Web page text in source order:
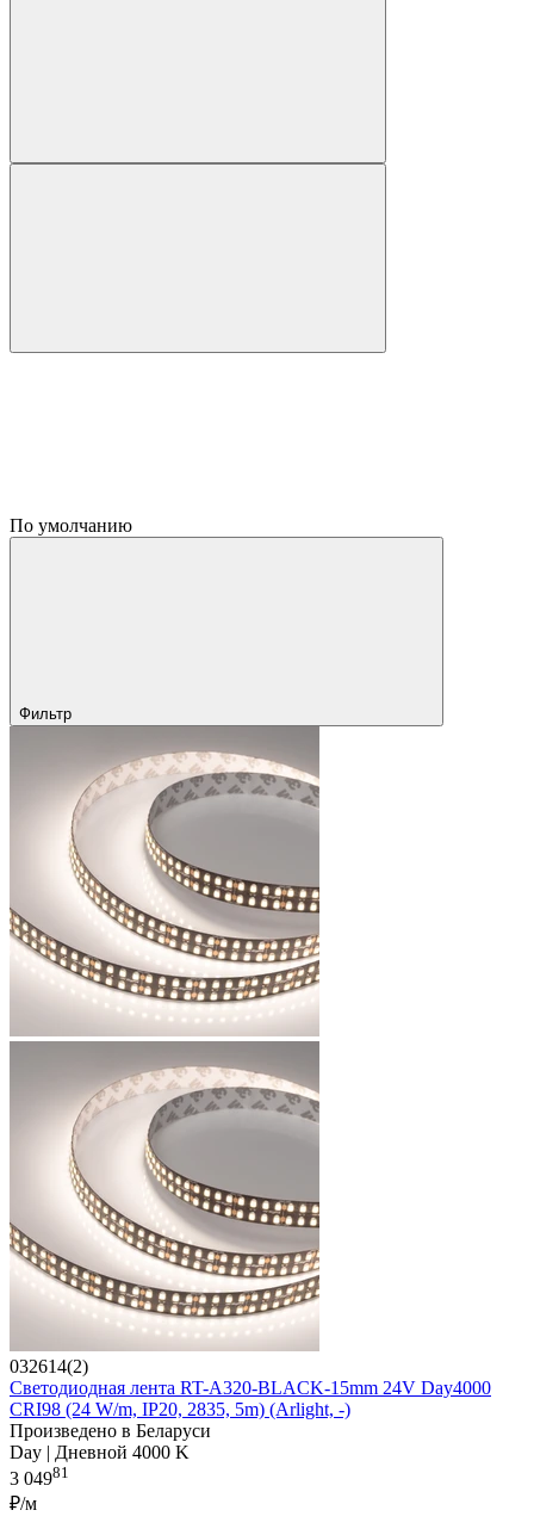
По умолчанию
Фильтр
032614(2)
Светодиодная лента RT-A320-BLACK-15mm 24V Day4000
CRI98 (24 W/m, IP20, 2835, 5m) (Arlight, -)
Произведено в Беларуси
Day | Дневной 4000 K
3 04981
₽/м